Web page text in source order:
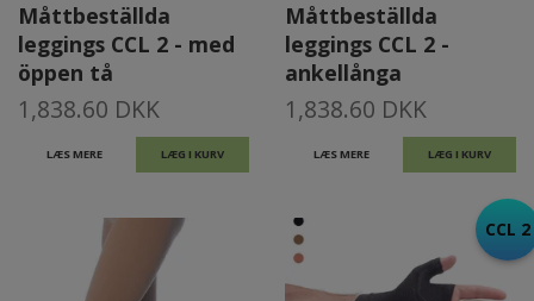
Måttbeställda
leggings CCL 2 - med
öppen tå
1,838.60 DKK
LÆS MERE LÆG I KURV
Måttbeställda
leggings CCL 2 -
ankellånga
1,838.60 DKK
LÆS MERE LÆG I KURV
CCL 2